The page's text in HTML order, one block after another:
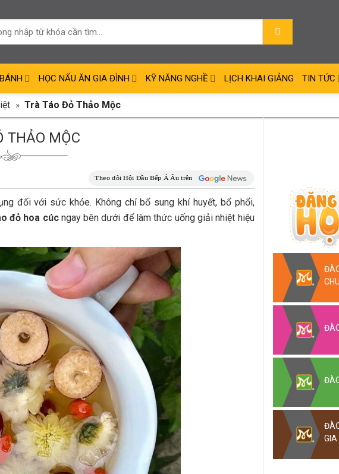
HỌC NẤU ĂN GIA ĐÌNH KỸ NĂNG NGHỀ LỊCH KHAI GIẢNG TIN TỨC
» Trà Táo Đỏ Thảo Mộc
THẢO MỘC
đối với sức khỏe. Không chỉ bổ sung khí huyết, bổ phổi,
đỏ hoa cúcngay bên dưới để làm thức uống giải nhiệt hiệu
GIA